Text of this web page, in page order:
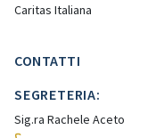
Caritas Italiana
CONTATTI
SEGRETERIA:
Sig.ra Rachele Aceto